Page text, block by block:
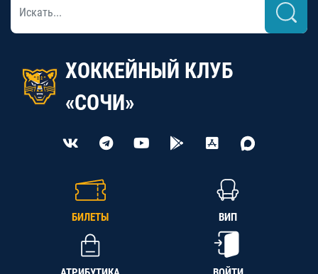
ХОККЕЙНЫЙ КЛУБ
«СОЧИ»
БИЛЕТЫ ВИП